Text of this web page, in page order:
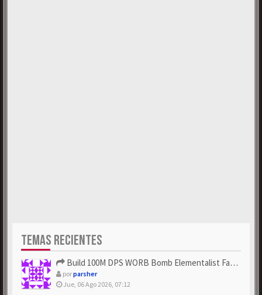
TEMAS RECIENTES
Build 100M DPS WORB Bomb Elementalist Fast - Grab POE Curren...
porparsher
Jue, 06 Ago 2026, 07:12